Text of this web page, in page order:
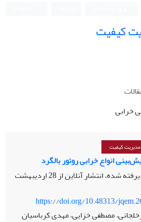
کیفیت
خرابی
کیفیت
انواع خرابی روتور بالگرد
شده، انتشار آنلاین از
28 اردیبهشت
https://doi.org/10.48313/
مصطفی خزایی، مهدی کرباسیان